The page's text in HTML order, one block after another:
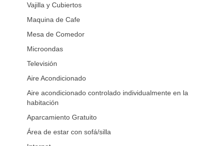
Vajilla y Cubiertos
Maquina de Cafe
Mesa de Comedor
Microondas
Televisión
Aire Acondicionado
Aire acondicionado controlado individualmente en la
habitación
Aparcamiento Gratuito
Área de estar con sofá/silla